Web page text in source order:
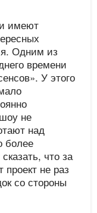
имеют
Одним из
времени
У этого
не
над
более
что за
проект не раз
со стороны